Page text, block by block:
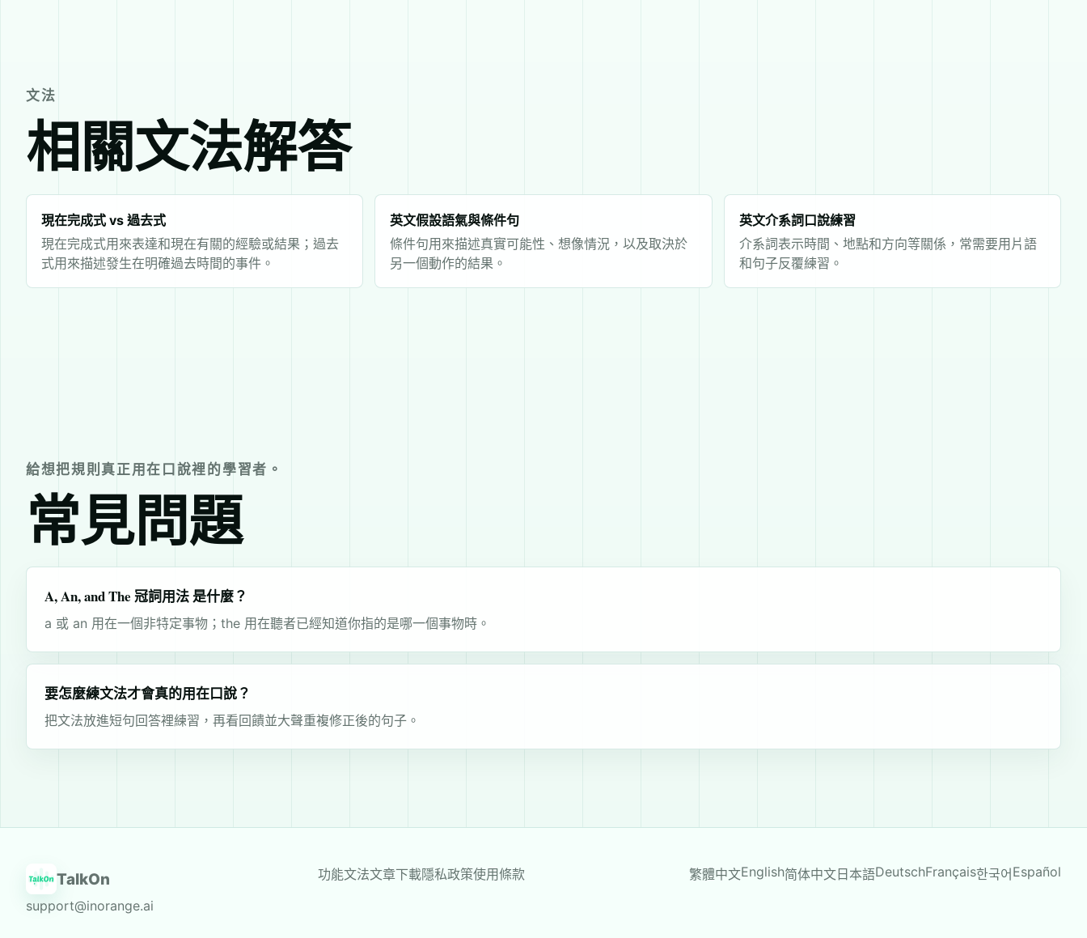
文法
相關文法解答
現在完成式 vs 過去式
現在完成式用來表達和現在有關的經驗或結果；過去
式用來描述發生在明確過去時間的事件。
英文假設語氣與條件句
條件句用來描述真實可能性、想像情況，以及取決於
另一個動作的結果。
英文介系詞口說練習
介系詞表示時間、地點和方向等關係，常需要用片語
和句子反覆練習。
給想把規則真正用在口說裡的學習者。
常見問題
A, An, and The 冠詞用法 是什麼？
a 或 an 用在一個非特定事物；the 用在聽者已經知道你指的是哪一個事物時。
要怎麼練文法才會真的用在口說？
把文法放進短句回答裡練習，再看回饋並大聲重複修正後的句子。
TalkOn
support@inorange.ai
功能文法文章下載隱私政策使用條款 繁體中文English简体中文 日本語DeutschFrançais한국어 Español